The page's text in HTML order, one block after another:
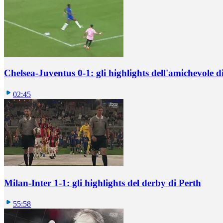
Chelsea-Juventus 0-1: gli highlights dell'amichevole
02:45
Milan-Inter 1-1: gli highlights del derby di Perth
55:58